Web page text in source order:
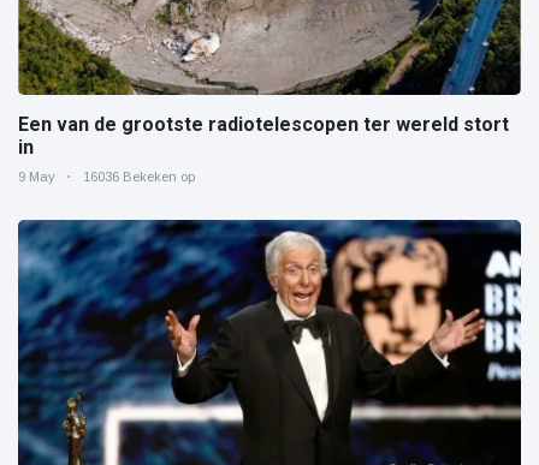
Een van de grootste radiotelescopen ter wereld stort
in
9 May 16036 Bekeken op